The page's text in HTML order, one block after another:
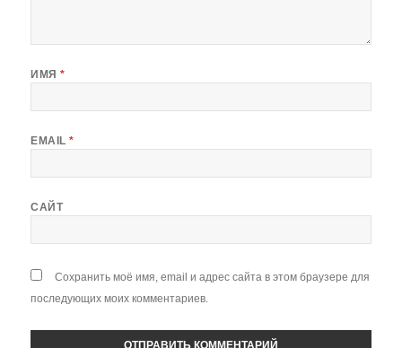
ИМЯ*
EMAIL*
САЙТ
Сохранить моё имя, email и адрес сайта в этом браузере для
последующих моих комментариев.